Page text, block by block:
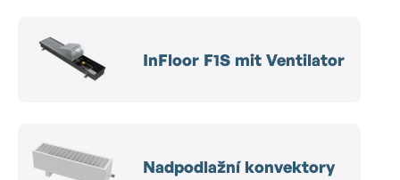
InFloor F1S mit Ventilator
Nadpodlažní konvektory